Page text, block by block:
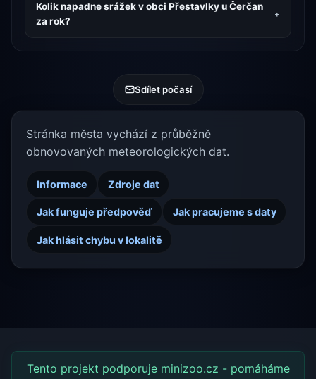
Kolik napadne srážek v obci Přestavlky u Čerčan
za rok?
Sdílet počasí
Stránka města vychází z průběžně
obnovovaných meteorologických dat.
Informace Zdroje dat
Jak funguje předpověď Jak pracujeme s daty
Jak hlásit chybu v lokalitě
Tento projekt podporuje minizoo.cz - pomáháme